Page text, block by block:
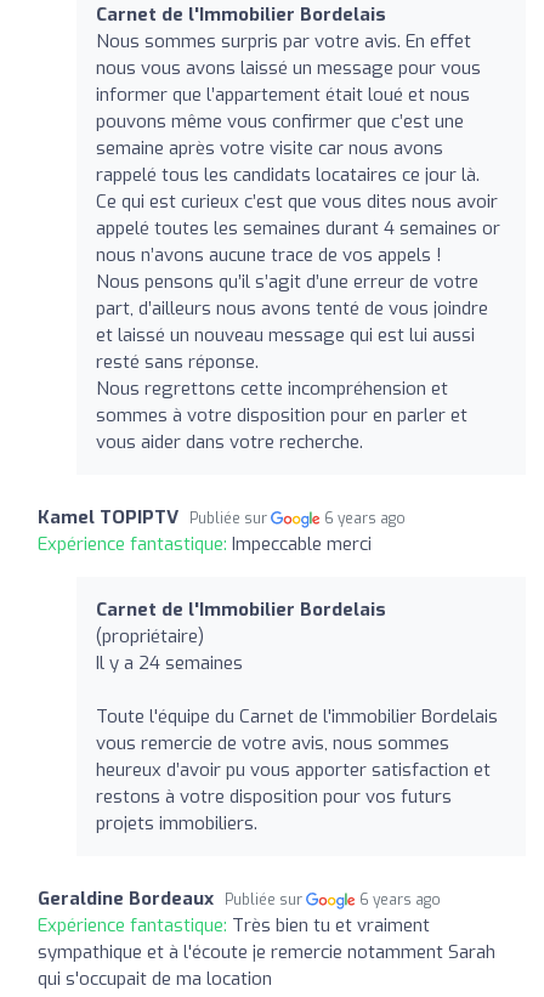
Carnet de l'Immobilier Bordelais
Nous sommes surpris par votre avis. En effet
nous vous avons laissé un message pour vous
informer que l’appartement était loué et nous
pouvons même vous confirmer que c’est une
semaine après votre visite car nous avons
rappelé tous les candidats locataires ce jour là.
Ce qui est curieux c’est que vous dites nous avoir
appelé toutes les semaines durant 4 semaines or
nous n’avons aucune trace de vos appels !
Nous pensons qu’il s’agit d’une erreur de votre
part, d’ailleurs nous avons tenté de vous joindre
et laissé un nouveau message qui est lui aussi
resté sans réponse.
Nous regrettons cette incompréhension et
sommes à votre disposition pour en parler et
vous aider dans votre recherche.
Kamel TOPIPTV Publiée sur 6 years ago
Expérience fantastique: Impeccable merci
Carnet de l'Immobilier Bordelais
(propriétaire)
Il y a 24 semaines
Toute l'équipe du Carnet de l'immobilier Bordelais
vous remercie de votre avis, nous sommes
heureux d’avoir pu vous apporter satisfaction et
restons à votre disposition pour vos futurs
projets immobiliers.
Geraldine Bordeaux Publiée sur 6 years ago
Expérience fantastique: Très bien tu et vraiment
sympathique et à l'écoute je remercie notamment Sarah
qui s'occupait de ma location